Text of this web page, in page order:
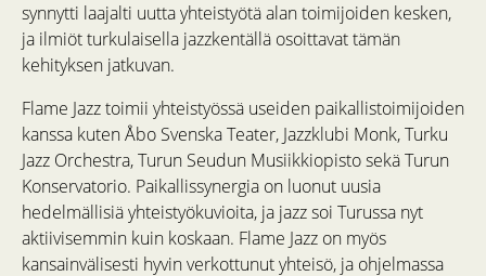
synnytti laajalti uutta yhteistyötä alan toimijoiden kesken,
ja ilmiöt turkulaisella jazzkentällä osoittavat tämän
kehityksen jatkuvan.
Flame Jazz toimii yhteistyössä useiden paikallistoimijoiden
kanssa kuten Åbo Svenska Teater, Jazzklubi Monk, Turku
Jazz Orchestra, Turun Seudun Musiikkiopisto sekä Turun
Konservatorio. Paikallissynergia on luonut uusia
hedelmällisiä yhteistyökuvioita, ja jazz soi Turussa nyt
aktiivisemmin kuin koskaan. Flame Jazz on myös
kansainvälisesti hyvin verkottunut yhteisö, ja ohjelmassa